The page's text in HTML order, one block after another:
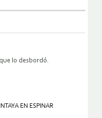
lo desbordó.
EN ESPINAR